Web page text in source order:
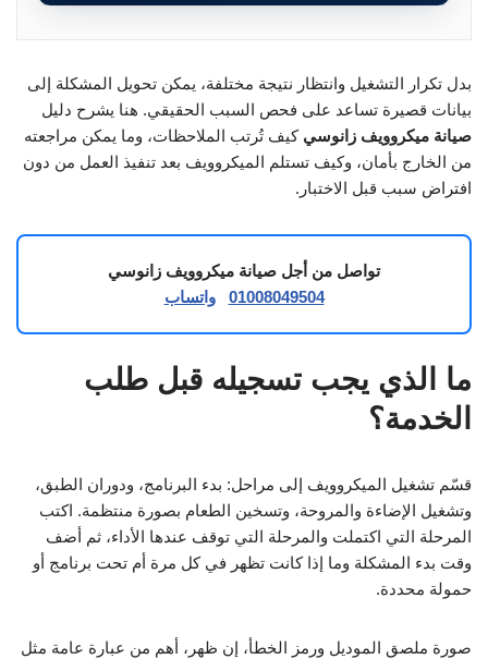
بدل تكرار التشغيل وانتظار نتيجة مختلفة، يمكن تحويل المشكلة إلى
بيانات قصيرة تساعد على فحص السبب الحقيقي. هنا يشرح دليل
صيانة ميكروويف زانوسي كيف تُرتب الملاحظات، وما يمكن مراجعته
من الخارج بأمان، وكيف تستلم الميكروويف بعد تنفيذ العمل من دون
افتراض سبب قبل الاختبار.
تواصل من أجل صيانة ميكروويف زانوسي
01008049504
واتساب
ما الذي يجب تسجيله قبل طلب
الخدمة؟
قسّم تشغيل الميكروويف إلى مراحل: بدء البرنامج، ودوران الطبق،
وتشغيل الإضاءة والمروحة، وتسخين الطعام بصورة منتظمة. اكتب
المرحلة التي اكتملت والمرحلة التي توقف عندها الأداء، ثم أضف
وقت بدء المشكلة وما إذا كانت تظهر في كل مرة أم تحت برنامج أو
حمولة محددة.
صورة ملصق الموديل ورمز الخطأ، إن ظهر، أهم من عبارة عامة مثل